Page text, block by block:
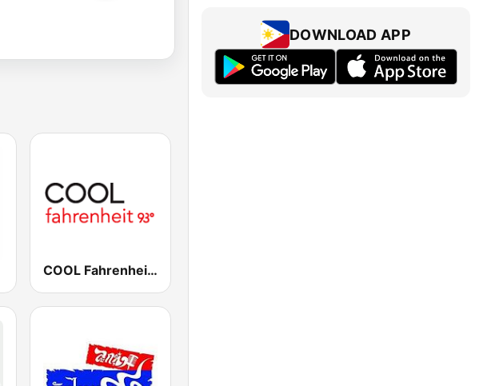
COOL Fahrenheit 93 FM
DOWNLOAD APP